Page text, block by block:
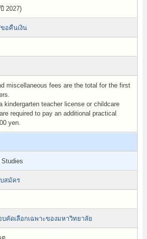
2027)
อคืนเงิน
miscellaneous fees are the total for the first
kindergarten teacher license or childcare
required to pay an additional practical
yen.
Studies
สมัคร
คัดเลือกเฉพาะของมหาวิทยาลัย